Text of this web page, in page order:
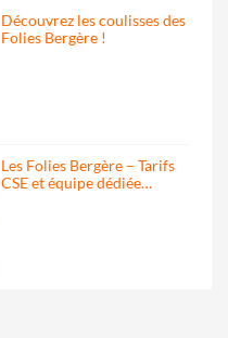
Découvrez les coulisses des
Folies Bergère !
Les Folies Bergère – Tarifs
CSE et équipe dédiée…